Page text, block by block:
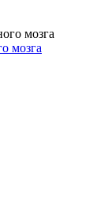
мозга